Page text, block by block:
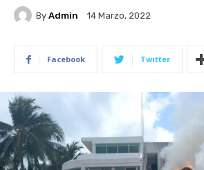
By Admin 14 Marzo, 2022
Facebook Twitter